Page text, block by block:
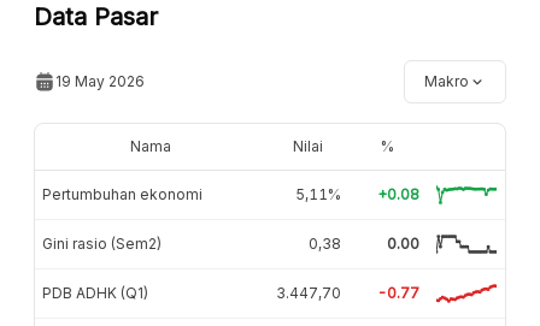
Data Pasar
19 May 2026 Makro
Nama Nilai %
Pertumbuhan ekonomi 5,11% +0.08
Gini rasio (Sem2) 0,38 0.00
PDB ADHK (Q1) 3.447,70 -0.77